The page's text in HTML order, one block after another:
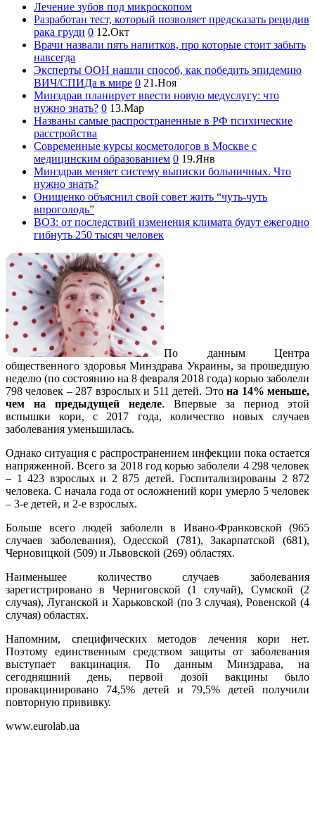
Лечение зубов под микроскопом
Разработан тест, который позволяет предсказать рецидив
рака груди 0 12.Окт
Врачи назвали пять напитков, про которые стоит забыть
навсегда
Эксперты ООН нашли способ, как победить эпидемию
ВИЧ/СПИДа в мире 0 21.Ноя
Минздрав планирует ввести новую медуслугу: что
нужно знать? 0 13.Мар
Названы самые распространенные в РФ психические
расстройства
Современные курсы косметологов в Москве с
медицинским образованием 0 19.Янв
Минздрав меняет систему выписки больничных. Что
нужно знать?
Онищенко объяснил свой совет жить “чуть-чуть
впроголодь”
ВОЗ: от последствий изменения климата будут ежегодно
гибнуть 250 тысяч человек
По данным Центра
общественного здоровья Минздрава Украины, за прошедшую
неделю (по состоянию на 8 февраля 2018 года) корью заболели
798 человек – 287 взрослых и 511 детей. Этона 14% меньше,
чем на предыдущей неделе. Впервые за период этой
вспышки кори, с 2017 года, количество новых случаев
заболевания уменьшилась.
Однако ситуация с распространением инфекции пока остается
напряженной. Всего за 2018 год корью заболели 4 298 человек
– 1 423 взрослых и 2 875 детей. Госпитализированы 2 872
человека. С начала года от осложнений кори умерло 5 человек
– 3-е детей, и 2-е взрослых.
Больше всего людей заболели в Ивано-Франковской (965
случаев заболевания), Одесской (781), Закарпатской (681),
Черновицкой (509) и Львовской (269) областях.
Наименьшее количество случаев заболевания
зарегистрировано в Черниговской (1 случай), Сумской (2
случая), Луганской и Харьковской (по 3 случая), Ровенской (4
случая) областях.
Напомним, специфических методов лечения кори нет.
Поэтому единственным средством защиты от заболевания
выступает вакцинация. По данным Минздрава, на
сегодняшний день, первой дозой вакцины было
провакцинировано 74,5% детей и 79,5% детей получили
повторную прививку.
www.eurolab.ua